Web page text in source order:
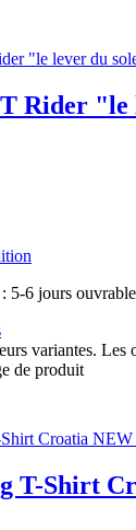
Rider "le
5-6 jours
variantes. Les
de produit
T-Shirt